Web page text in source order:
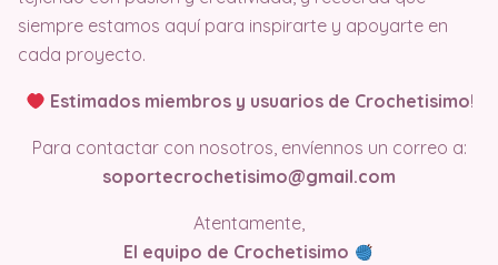
siempre estamos aquí para inspirarte y apoyarte en
cada proyecto.
Estimados miembros y usuarios de Crochetisimo!
Para contactar con nosotros, envíennos un correo a:
soportecrochetisimo@gmail.com
Atentamente,
El equipo de Crochetisimo